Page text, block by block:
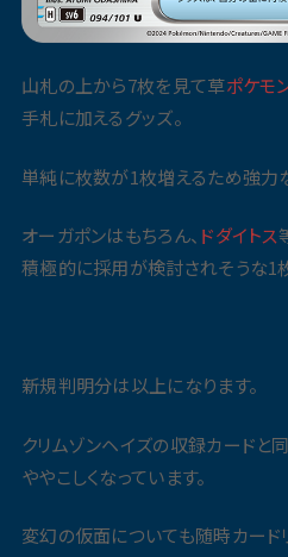
山札の上から7枚を見て草ポケモ
手札に加えるグッズ。
単純に枚数が1枚増えるため強力
オーガポンはもちろん、 ドダイトス
積極的に採用が検討されそうな1
新規判明分は以上になります。
クリムゾンヘイズの収録カード
ややこしくなっています。
変幻の仮面についても随時カード